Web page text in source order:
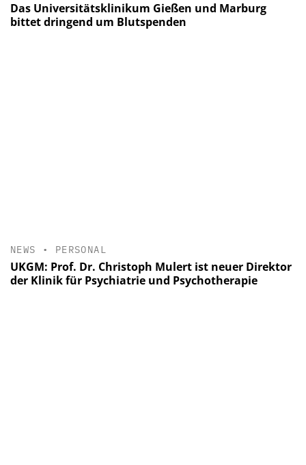
Das Universitätsklinikum Gießen und Marburg
bittet dringend um Blutspenden
NEWS • PERSONAL
UKGM: Prof. Dr. Christoph Mulert ist neuer Direktor
der Klinik für Psychiatrie und Psychotherapie